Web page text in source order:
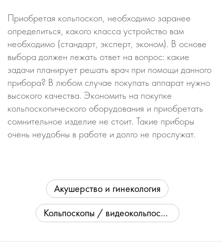
Приобретая кольпоскоп, необходимо заранее
определиться, какого класса устройство вам
необходимо (стандарт, эксперт, эконом). В основе
выбора должен лежать ответ на вопрос: какие
задачи планирует решать врач при помощи данного
прибора? В любом случае покупать аппарат нужно
высокого качества. Экономить на покупке
кольпоскопического оборудования и приобретать
сомнительное изделие не стоит. Такие приборы
очень неудобны в работе и долго не прослужат.
Акушерство и гинекология
Кольпоскопы / видеокольпоскопы